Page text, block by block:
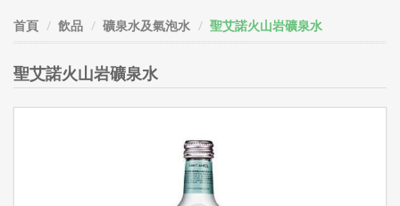
首頁 飲品 礦泉水及氣泡水 聖艾諾火山岩礦泉水
聖艾諾火山岩礦泉水